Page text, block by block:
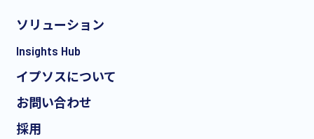
ソリューション
Insights Hub
イプソスについて
お問い合わせ
採用